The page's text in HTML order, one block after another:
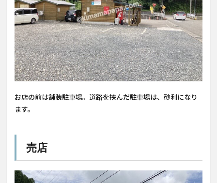
お店の前は舗装駐車場。道路を挟んだ駐車場は、砂利になり
ます。
売店